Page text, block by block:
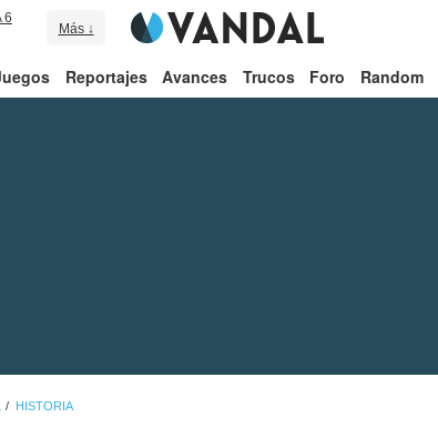
6
Más ↓
Reportajes Avances Trucos Foro Random
HISTORIA